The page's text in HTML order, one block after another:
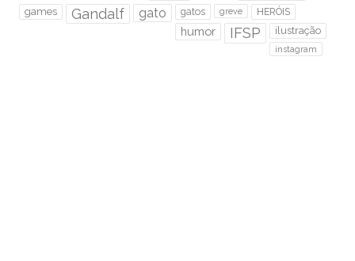
games Gandalf gato gatos greve HERÓIS
humor IFSP ilustração
instagram